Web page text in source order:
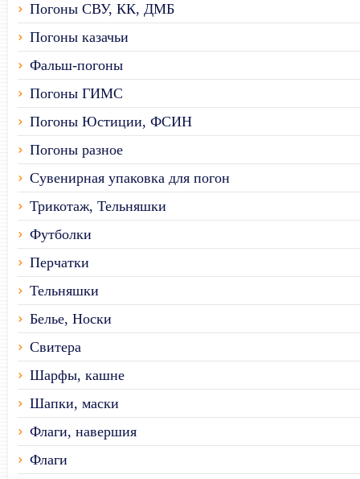
Погоны СВУ, КК, ДМБ
Погоны казачьи
Фальш-погоны
Погоны ГИМС
Погоны Юстиции, ФСИН
Погоны разное
Сувенирная упаковка для погон
Трикотаж, Тельняшки
Футболки
Перчатки
Тельняшки
Белье, Носки
Свитера
Шарфы, кашне
Шапки, маски
Флаги, навершия
Флаги